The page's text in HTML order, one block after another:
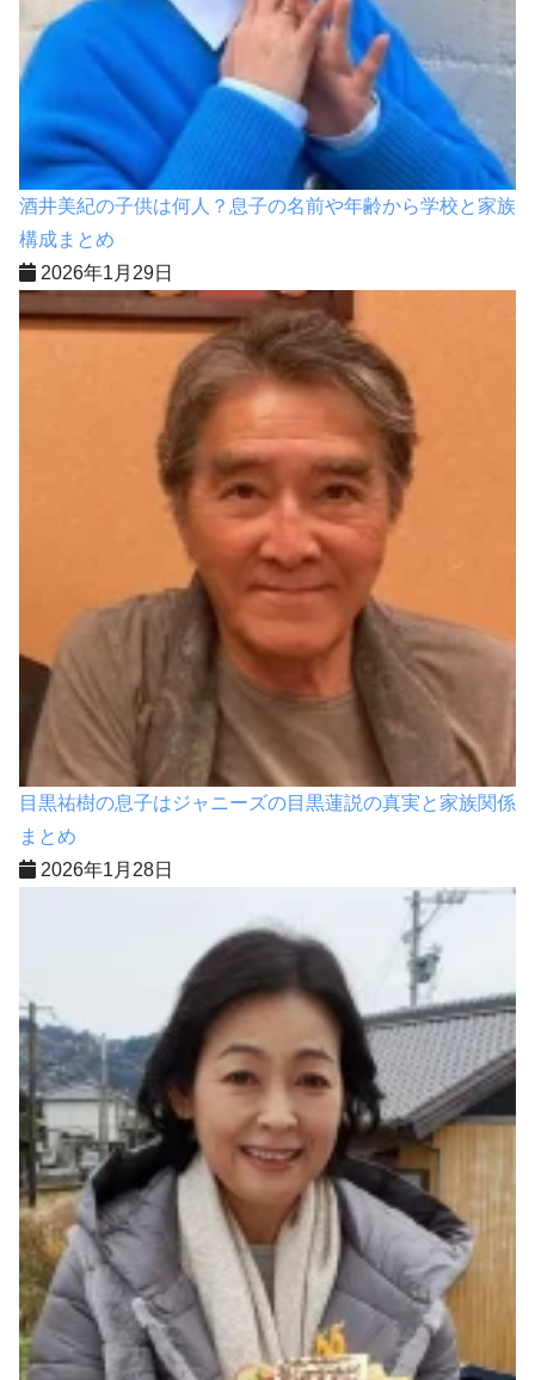
酒井美紀の子供は何人？息子の名前や年齢から学校と家族
構成まとめ
2026年1月29日
目黒祐樹の息子はジャニーズの目黒蓮説の真実と家族関係
まとめ
2026年1月28日